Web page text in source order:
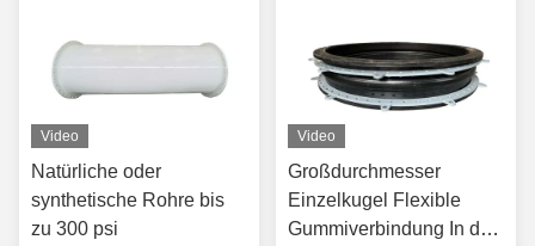
Video
Natürliche oder
synthetische Rohre bis
zu 300 psi
Video
Großdurchmesser
Einzelkugel Flexible
Gummiverbindung In der